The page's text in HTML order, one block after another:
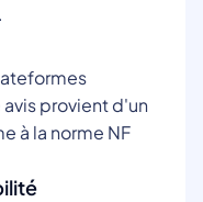
provient d'un
à la norme NF